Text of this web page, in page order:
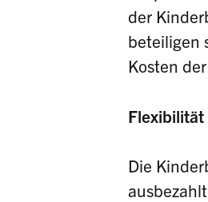
der
beteiligen
Kosten
Die